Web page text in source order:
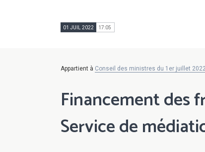
01 JUIL 2022 17:05
Appartient à Conseil des ministres du 1er juillet
Financement des
Service de